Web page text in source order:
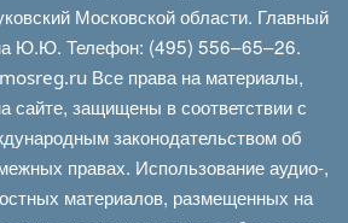
Московской области. Главный
Ю.Ю. Телефон: (495) 556–65–26.
Все права на материалы,
сайте, защищены в соответствии с
законодательством об
правах. Использование аудио-,
материалов, размещенных на